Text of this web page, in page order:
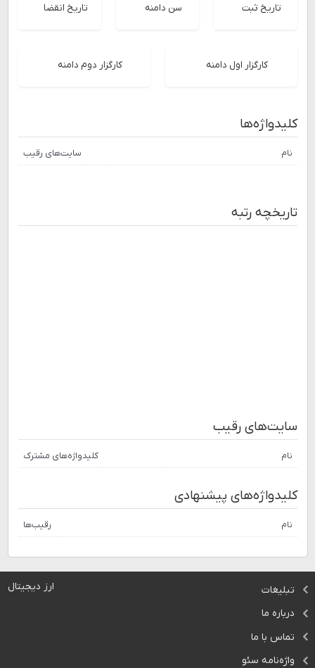
تاریخ ثبت سن دامنه تاریخ انقضا
کارگزار اول دامنه کارگزار دوم دامنه
کلیدواژه‌ها
نام سایت‌های رقیب
تاریخچه رتبه
سایت‌های رقیب
نام کلیدواژه‌های مشترک
کلیدواژه‌های پیشنهادی
نام رقیب‌ها
ارز دیجیتال
تبلیغات
درباره ما
تماس با ما
واژه‌نامه سئو